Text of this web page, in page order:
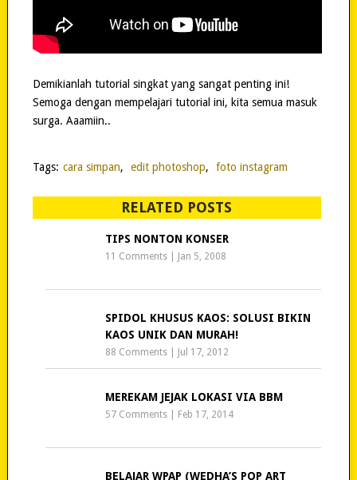
Demikianlah tutorial singkat yang sangat penting ini!
Semoga dengan mempelajari tutorial ini, kita semua masuk
surga. Aaamiin..
Tags: cara simpan, edit photoshop, foto instagram
RELATED POSTS
TIPS NONTON KONSER
11 Comments Jan 5, 2008
SPIDOL KHUSUS KAOS: SOLUSI BIKIN
KAOS UNIK DAN MURAH!
88 Comments Jul 17, 2012
MEREKAM JEJAK LOKASI VIA BBM
57 Comments Feb 17, 2014
BELAJAR WPAP (WEDHA’S POP ART